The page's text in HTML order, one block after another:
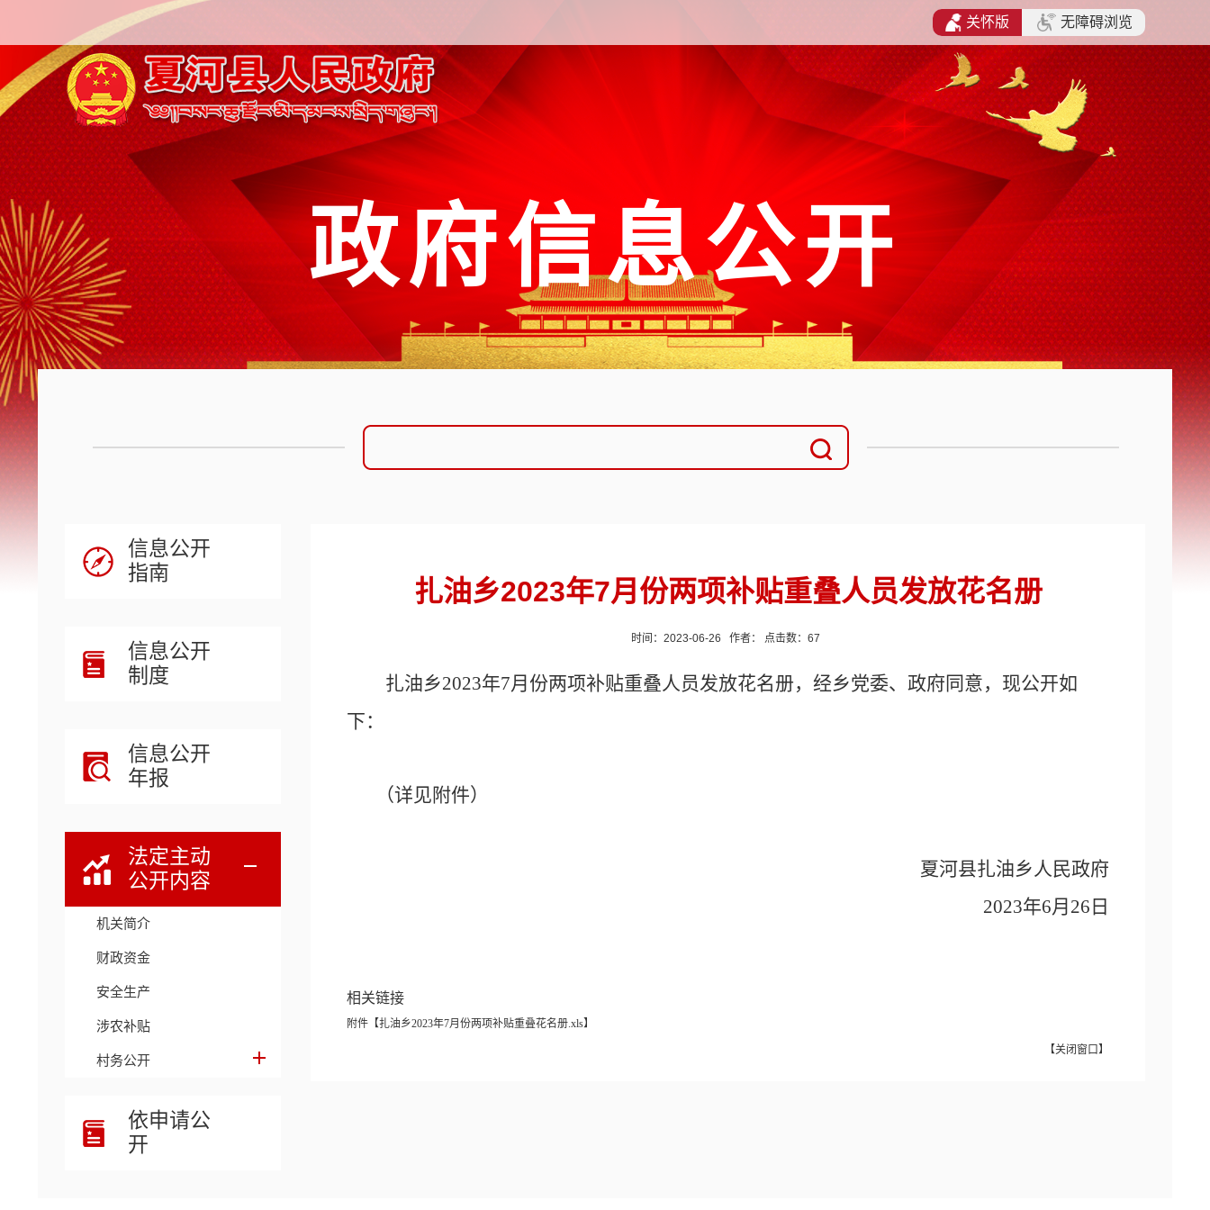
政府信息公开
信息公开
指南
信息公开
制度
信息公开
年报
法定主动
公开内容
机关简介
财政资金
安全生产
涉农补贴
村务公开
依申请公
开
扎油乡2023年7月份两项补贴重叠人员发放花名册
时间：2023-06-26 作者： 点击数： 67
扎油乡2023年7月份两项补贴重叠人员发放花名册，经乡党委、政府同意，现公开如
下：
（详见附件）
夏河县扎油乡人民政府
2023年6月26日
相关链接
附件【扎油乡2023年7月份两项补贴重叠花名册.xls】
【关闭窗口】
关怀版 无障碍浏览